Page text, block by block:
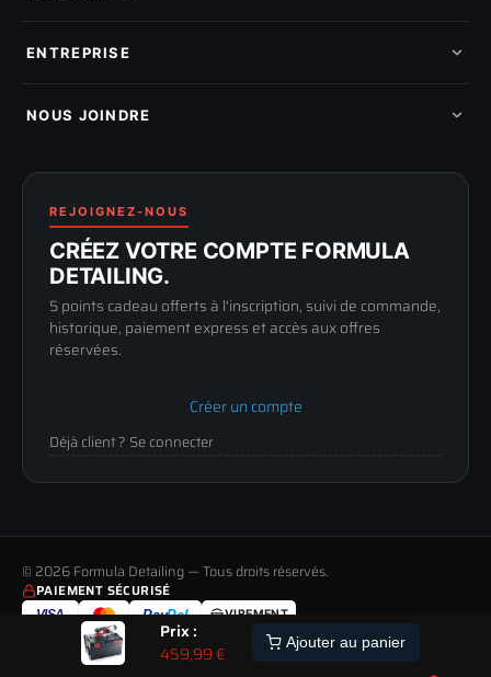
Prix :
459,99€ Ajouter au panier
LIVRAISON
TOUS LES MODES DE LIVRAISON
PAIEMENT
MOYENS DE PAIEMENT ACCEPTÉS
JUSQU'À 60 JOURS POUR CHANGER D'AVIS
Pads de polissage
Pièces détachées
Mes tickets SAV
Mon parrainage
Programme fidelite
ENTREPRISE
Compte pro
Politique de retour
Conditions générales
Mentions légales
Confidentialité
NOUS JOINDRE
89100 SENS
03 73 61 02 02
Lun-Ven
9h-12h / 14h-17h
REJOIGNEZ-NOUS
CRÉEZ VOTRE COMPTE FORMULA
DETAILING.
5 points cadeau offerts à l'inscription, suivi de commande,
historique, paiement express et accès aux offres
réservées.
Créer un compte
Déjà client ? Se connecter
PAIEMENT SÉCURISÉ
VISA PayPal VIREMENT
© 2026 Formula Detailing — Tous droits réservés.